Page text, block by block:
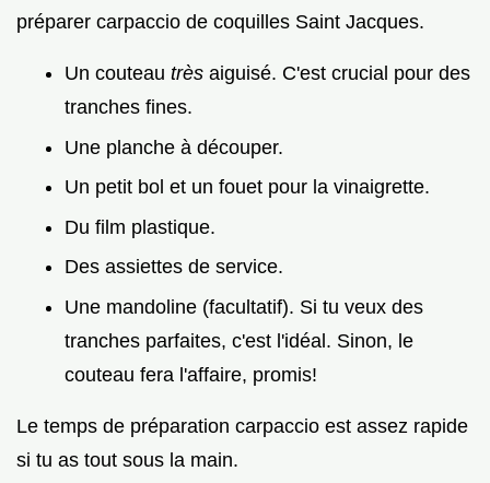
préparer carpaccio de coquilles Saint Jacques.
Un couteau très aiguisé. C'est crucial pour des
tranches fines.
Une planche à découper.
Un petit bol et un fouet pour la vinaigrette.
Du film plastique.
Des assiettes de service.
Une mandoline (facultatif). Si tu veux des
tranches parfaites, c'est l'idéal. Sinon, le
couteau fera l'affaire, promis!
Le temps de préparation carpaccio est assez rapide
si tu as tout sous la main.